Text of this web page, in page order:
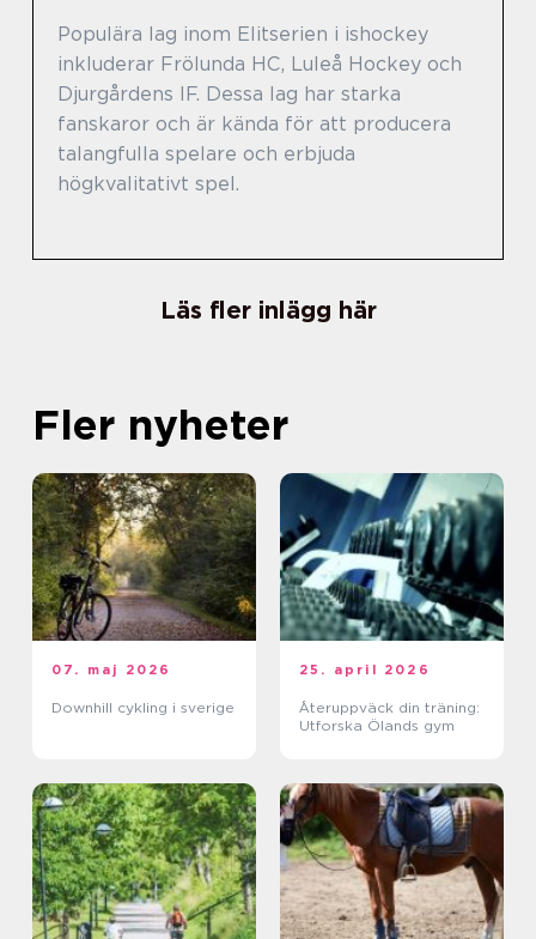
Populära lag inom Elitserien i ishockey
inkluderar Frölunda HC, Luleå Hockey och
Djurgårdens IF. Dessa lag har starka
fanskaror och är kända för att producera
talangfulla spelare och erbjuda
högkvalitativt spel.
Läs fler inlägg här
Fler nyheter
07. maj 2026
Downhill cykling i sverige
25. april 2026
Återuppväck din träning:
Utforska Ölands gym